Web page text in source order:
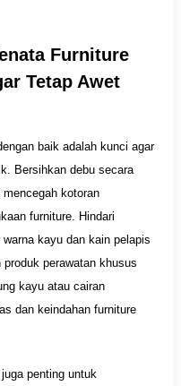
Furniture
Tetap Awet
baik adalah kunci agar
Bersihkan debu secara
kotoran
furniture. Hindari
kayu dan kain pelapis
perawatan khusus
kayu atau cairan
dan keindahan furniture
penting untuk